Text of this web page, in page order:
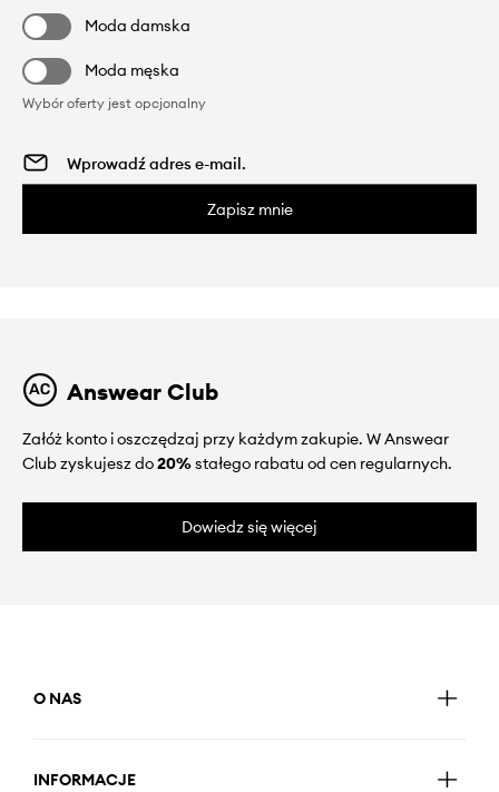
Moda damska
Moda męska
Wybór oferty jest opcjonalny
Zapisz mnie
Answear Club
Załóż konto i oszczędzaj przy każdym zakupie. W Answear
Club zyskujesz do20%stałego rabatu od cen regularnych.
Dowiedz się więcej
O NAS
INFORMACJE